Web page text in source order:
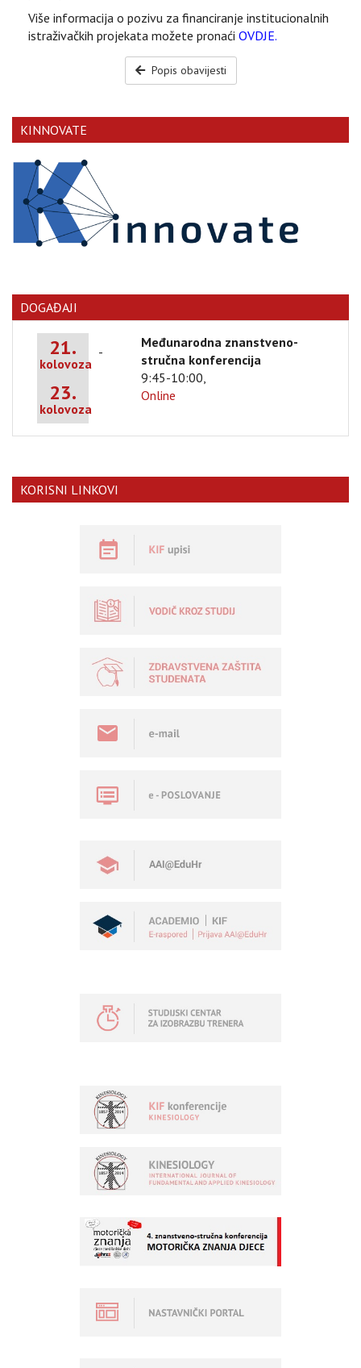
Više informacija o pozivu za financiranje institucionalnih
istraživačkih projekata možete pronaći OVDJE.
Popis obavijesti
KINNOVATE
DOGAĐAJI
21.
kolovoza
-
23.
kolovoza
Međunarodna znanstveno-
stručna konferencija
9:45-10:00,
Online
KORISNI LINKOVI